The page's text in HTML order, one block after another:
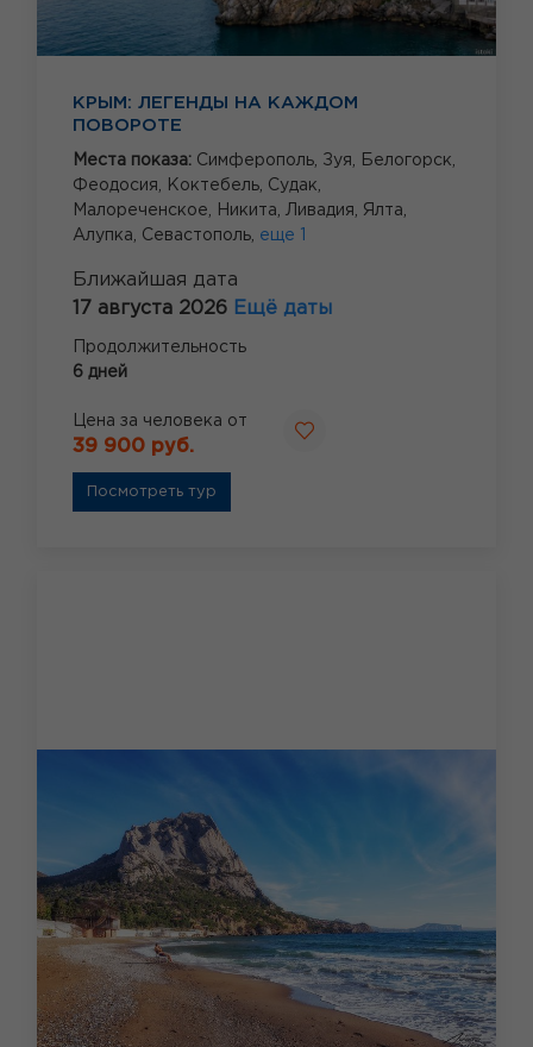
КРЫМ: ЛЕГЕНДЫ НА КАЖДОМ
ПОВОРОТЕ
Места показа: Симферополь, Зуя,
Белогорск,
Феодосия,
Коктебель, Судак,
Малореченское,
Никита, Ливадия, Ялта,
Алупка, Севастополь, еще 1
Ближайшая дата
17 августа 2026 Ещё даты
Продолжительность
6 дней
Цена за человека от
39 900 руб.
Посмотреть тур